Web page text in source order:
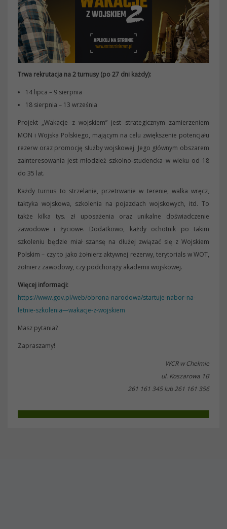
Trwa rekrutacja na 2 turnusy (po 27 dni każdy):
14 lipca – 9 sierpnia
18 sierpnia – 13 września
Projekt „Wakacje z wojskiem” jest strategicznym zamierzeniem
MON i Wojska Polskiego, mającym na celu zwiększenie potencjału
rezerw oraz promocję służby wojskowej. Jego głównym obszarem
zainteresowania jest młodzież szkolno-studencka w wieku od 18
do 35 lat.
Każdy turnus to strzelanie, przetrwanie w terenie, walka wręcz,
taktyka wojskowa, szkolenia na pojazdach wojskowych, itd. To
także kilka tys. zł uposażenia oraz unikalne doświadczenie
zawodowe i życiowe. Dodatkowo, każdy ochotnik po takim
szkoleniu będzie miał szansę na dłużej związać się z Wojskiem
Polskim – czy to jako żołnierz aktywnej rezerwy, terytorials w WOT,
żołnierz zawodowy, czy podchorąży akademii wojskowej.
Więcej informacji:
https://www.gov.pl/web/obrona-narodowa/startuje-nabor-na-
letnie-szkolenia—wakacje-z-wojskiem
Masz pytania?
Zapraszamy!
WCR w Chełmie
ul. Koszarowa 1B
261 161 345 lub 261 161 356